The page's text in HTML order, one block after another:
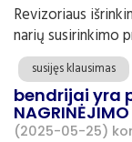
Revizoriaus
narių susirinkimo
susijęs klausimas
bendrijai yra
(2025-05-25)